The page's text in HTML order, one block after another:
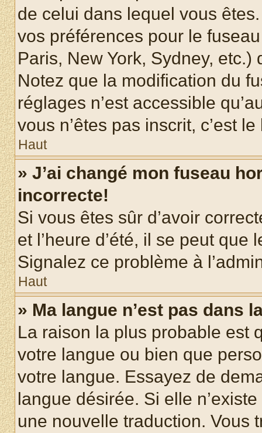
de celui dans lequel vous
vos préférences pour le
Paris, New York, Sydney, etc.)
Notez que la modification du
réglages n’est accessible
vous n’êtes pas inscrit, c’est
Haut
» J’ai changé mon fuseau
incorrecte!
Si vous êtes sûr d’avoir
et l’heure d’été, il se peut que
Signalez ce problème à
Haut
» Ma langue n’est pas dans
La raison la plus probable est
votre langue ou bien que
votre langue. Essayez de
langue désirée. Si elle
une nouvelle traduction. Vous